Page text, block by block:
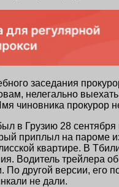
заседания
нелегально
чиновника прокурор
в Грузию 28
приплыл на пароме
квартире. В
Водитель трейлера
другой версии, его
не дали.